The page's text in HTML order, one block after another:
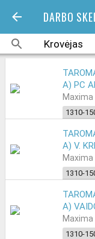
DARBO
A) PC
Maxima
1310-
A) V.
Maxima
1310-
A)
Maxima
1310-